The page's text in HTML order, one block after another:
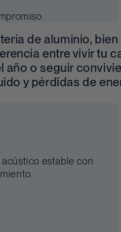
de aluminio,
entre vivir tu
año o seguir
y pérdidas de
estable con